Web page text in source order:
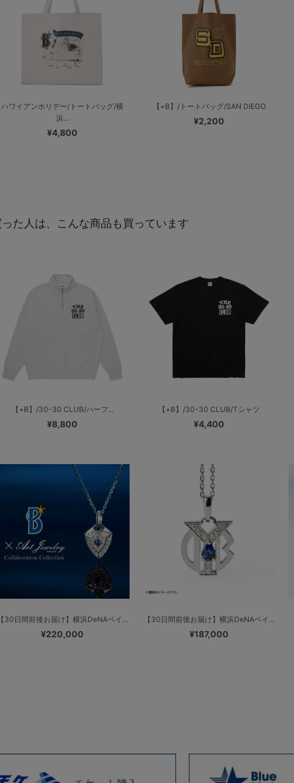
ハワイアンホリデー/トートバッグ/横
浜...
¥4,800
【+B】/トートバッグ/SAN DIEGO
¥2,200
た人は、こんな商品も買っています
【+B】/30-30 CLUB/ハーフ...
¥8,800
【+B】/30-30 CLUB/Tシャツ
¥4,400
【30日間前後お届け】横浜DeNAベイ...
¥220,000
【30日間前後お届け】横浜DeNAベイ...
¥187,000